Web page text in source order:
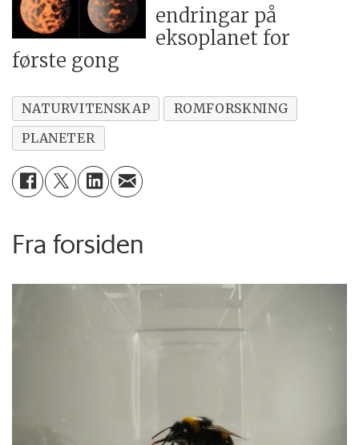
endringar på
eksoplanet for
første gong
NATURVITENSKAP
ROMFORSKNING
PLANETER
Fra forsiden